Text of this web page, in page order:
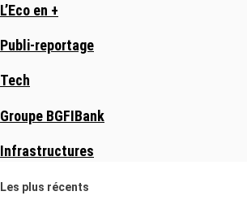
L’Eco en +
Publi-reportage
Tech
Groupe BGFIBank
Infrastructures
Les plus récents